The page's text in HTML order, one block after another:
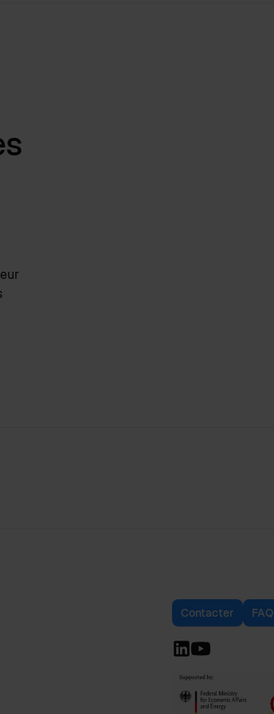
Contacter FAQ